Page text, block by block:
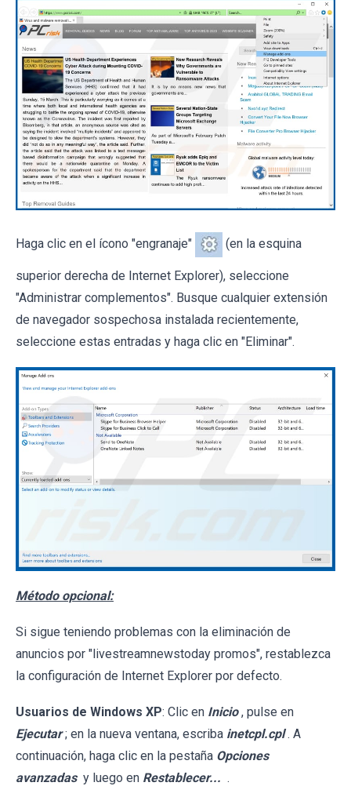
Haga clic en el ícono "engranaje" (en la esquina
superior derecha de Internet Explorer), seleccione
"Administrar complementos". Busque cualquier extensión
de navegador sospechosa instalada recientemente,
seleccione estas entradas y haga clic en "Eliminar".
Método opcional:
Si sigue teniendo problemas con la eliminación de
anuncios por "livestreamnewstoday promos", restablezca
la configuración de Internet Explorer por defecto.
Usuarios de Windows XP: Clic en Inicio , pulse en
Ejecutar ; en la nueva ventana, escriba inetcpl.cpl . A
continuación, haga clic en la pestaña Opciones
avanzadas y luego en Restablecer... .